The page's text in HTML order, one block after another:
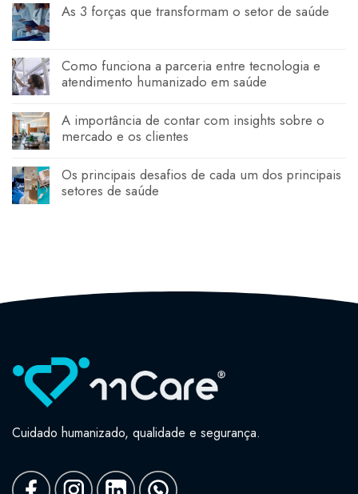
As 3 forças que transformam o setor de saúde
Como funciona a parceria entre tecnologia e
atendimento humanizado em saúde
A importância de contar com insights sobre o
mercado e os clientes
Os principais desafios de cada um dos principais
setores de saúde
Cuidado humanizado, qualidade e segurança.